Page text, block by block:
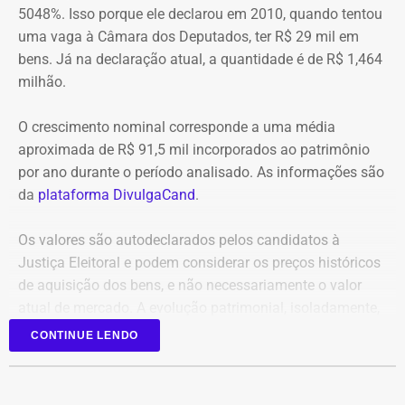
confiabilidade das informações produzidas. O relatório
foi encaminhado ao Ministério Público, ao Tribunal de
Contas e ao Conselho Administrativo de Defesa
Econômica (Cade).
Nova gestão amplia pente-fino no
instituto
As novas suspeitas surgem menos de um mês após o
Ministério Público que investigou um suposto esquema
de desvio de recursos públicos de aproximadamente R$
86 milhões.
Na ocasião, seis pessoas foram presas, entre elas o então
presidente do instituto, David Perini Vermelho, o diretor de
seguem no local trabalhando para controlar o incêndio.
Até o momento, não há informação sobre feridos.
Também não se sabe o que causou o fogo na área.
5048%. Isso porque ele declarou em 2010, quando tentou
uma vaga à Câmara dos Deputados, ter R$ 29 mil em
bens. Já na declaração atual, a quantidade é de R$ 1,464
milhão.
O crescimento nominal corresponde a uma média
aproximada de R$ 91,5 mil incorporados ao patrimônio
por ano durante o período analisado. As informações são
da plataforma DivulgaCand.
Os valores são autodeclarados pelos candidatos à
Justiça Eleitoral e podem considerar os preços históricos
de aquisição dos bens, e não necessariamente o valor
não representa indício de irregularidade.
CONTINUE LENDO